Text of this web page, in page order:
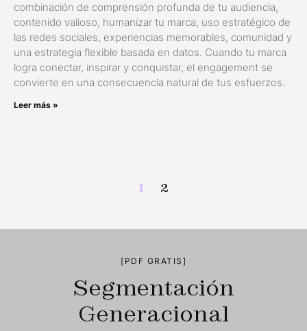
combinación de comprensión profunda de tu audiencia,
contenido valioso, humanizar tu marca, uso estratégico de
las redes sociales, experiencias memorables, comunidad y
una estrategia flexible basada en datos. Cuando tu marca
logra conectar, inspirar y conquistar, el engagement se
convierte en una consecuencia natural de tus esfuerzos.
Leer más »
1 2
[PDF GRATIS]
Segmentación
Generacional